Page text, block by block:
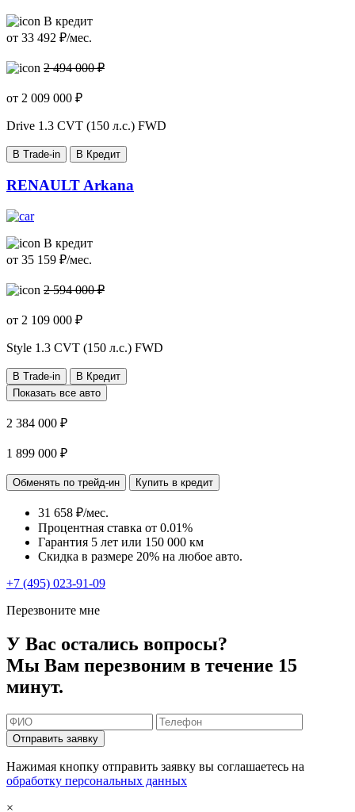
В кредит
от 33 492 ₽/мес.
2 494 000 ₽
от 2 009 000 ₽
Drive 1.3 CVT (150 л.с.) FWD
В Trade-in В Кредит
RENAULT Arkana
В кредит
от 35 159 ₽/мес.
2 594 000 ₽
от 2 109 000 ₽
Style 1.3 CVT (150 л.с.) FWD
В Trade-in
В Кредит
Показать все авто
2 384 000 ₽
1 899 000 ₽
Обменять по трейд-ин Купить в кредит
31 658 ₽/мес.
Процентная ставка от 0.01%
Гарантия 5 лет или 150 000 км
Скидка в размере 20% на любое авто.
+7 (495) 023-91-09
Перезвоните мне
У Вас остались вопросы?
Мы Вам перезвоним в течение 15
минут.
Отправить заявку
Нажимая кнопку отправить заявку вы соглашаетесь на
обработку персональных данных
×